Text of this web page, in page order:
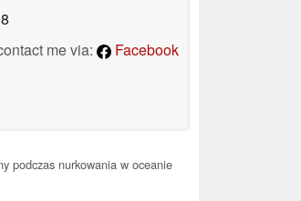
me via:
Facebook
podczas nurkowania w oceanie